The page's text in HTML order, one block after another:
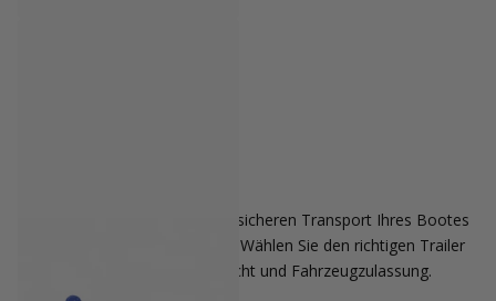
Ein Boottrailer ermöglicht den sicheren Transport Ihres Bootes
von zu Hause bis zum Wasser. Wählen Sie den richtigen Trailer
anhand von Bootslänge, Gewicht und Fahrzeugzulassung.